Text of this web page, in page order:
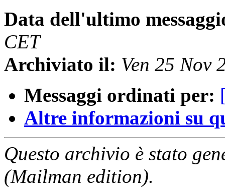
Data dell'ultimo
CET
Archiviato il: Ven 25 Nov
Messaggi ordinati per:
Altre informazioni su
Questo archivio è stato
(Mailman edition).